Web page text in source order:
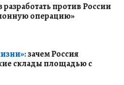
против России
операцию»
зачем Россия
склады площадью с